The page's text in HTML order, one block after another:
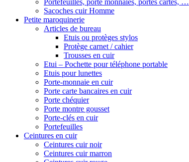
Portefeuilles, porte monnaies, portes cartes, …
Sacoches cuir Homme
Petite maroquinerie
Articles de bureau
Etuis ou protèges stylos
Protège carnet / cahier
Trousses en cuir
Etui – Pochette pour téléphone portable
Etuis pour lunettes
Porte-monnaie en cuir
Porte carte bancaires en cuir
Porte chéquier
Porte montre gousset
Porte-clés en cuir
Portefeuilles
Ceintures en cuir
Ceintures cuir noir
Ceintures cuir marron